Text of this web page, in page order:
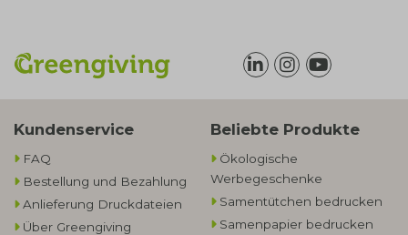
Kundenservice
FAQ
Bestellung und Bezahlung
Anlieferung Druckdateien
Über Greengiving
Beliebte Produkte
Ökologische
Werbegeschenke​
Samentütchen bedrucken
Samenpapier bedrucken